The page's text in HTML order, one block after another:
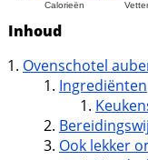
Inhoud
Ovenschotel
Ingrediënten
Ook lekker